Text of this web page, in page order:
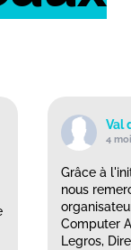
Val
4
Grâce à
nous
Computer
Legros,